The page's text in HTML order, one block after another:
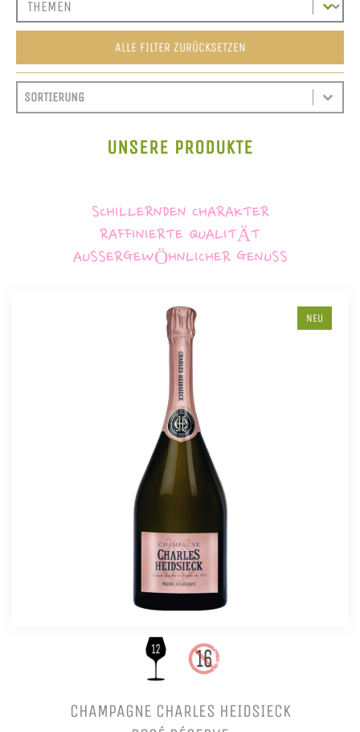
ALLE FILTER ZURÜCKSETZEN
SORTIEREN
SORT CONTENT
SORT CONTENT
UNSERE PRODUKTE
SCHILLERNDEN CHARAKTER
RAFFINIERTE QUALITÄT
AUSSERGEWÖHNLICHER GENUSS
NEU
CHAMPAGNE CHARLES HEIDSIECK